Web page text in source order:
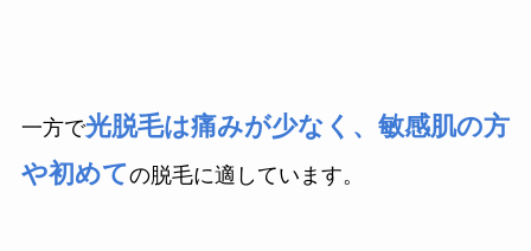
一方で光脱毛は痛みが少なく、敏感肌の方
や初めての脱毛に適しています。